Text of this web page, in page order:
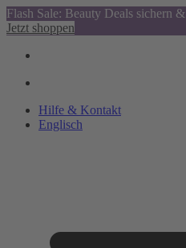
Flash Sale: Beauty Deals sichern
Jetzt shoppen
Hilfe & Kontakt
Englisch